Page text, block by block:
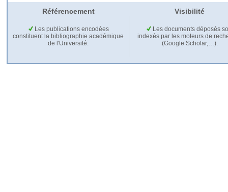
Référencement Visibilité
Les publications encodées
constituent la bibliographie académique
de l'Université.
Les documents déposés
indexés par les moteurs de
(Google Scholar,…).